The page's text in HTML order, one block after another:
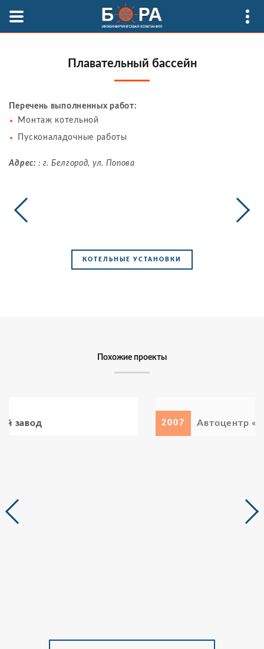
Плавательный бассейн
Перечень выполненных работ:
Монтаж котельной
Пусконаладочные работы
Адрес: : г. Белгород, ул. Попова
КОТЕЛЬНЫЕ УСТАНОВКИ
Похожие проекты
2007 Автоцентр «Mitsubishi»